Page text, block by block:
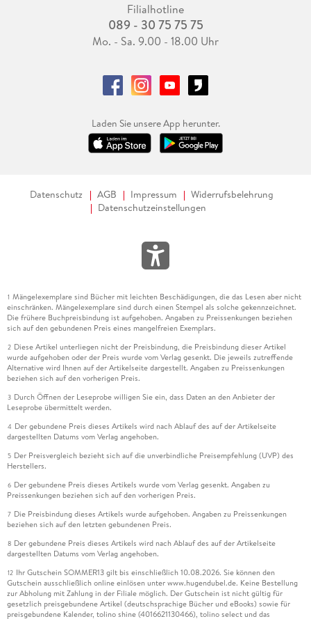
Filialhotline
089 - 30 75 75 75
Mo. - Sa. 9.00 - 18.00 Uhr
Laden Sie unsere App herunter.
Datenschutz AGB Impressum
Widerrufsbelehrung
Datenschutzeinstellungen
1 Mängelexemplare sind Bücher mit leichten Beschädigungen, die das Lesen aber nicht
einschränken. Mängelexemplare sind durch einen Stempel als solche gekennzeichnet.
Die frühere Buchpreisbindung ist aufgehoben. Angaben zu Preissenkungen beziehen
sich auf den gebundenen Preis eines mangelfreien Exemplars.
2 Diese Artikel unterliegen nicht der Preisbindung, die Preisbindung dieser Artikel
wurde aufgehoben oder der Preis wurde vom Verlag gesenkt. Die jeweils zutreffende
Alternative wird Ihnen auf der Artikelseite dargestellt. Angaben zu Preissenkungen
beziehen sich auf den vorherigen Preis.
3 Durch Öffnen der Leseprobe willigen Sie ein, dass Daten an den Anbieter der
Leseprobe übermittelt werden.
4 Der gebundene Preis dieses Artikels wird nach Ablauf des auf der Artikelseite
dargestellten Datums vom Verlag angehoben.
5 Der Preisvergleich bezieht sich auf die unverbindliche Preisempfehlung (UVP) des
Herstellers.
6 Der gebundene Preis dieses Artikels wurde vom Verlag gesenkt. Angaben zu
Preissenkungen beziehen sich auf den vorherigen Preis.
7 Die Preisbindung dieses Artikels wurde aufgehoben. Angaben zu Preissenkungen
beziehen sich auf den letzten gebundenen Preis.
8 Der gebundene Preis dieses Artikels wird nach Ablauf des auf der Artikelseite
dargestellten Datums vom Verlag angehoben.
12 Ihr Gutschein SOMMER13 gilt bis einschließlich 10.08.2026. Sie können den
Gutschein ausschließlich online einlösen unter www.hugendubel.de. Keine Bestellung
zur Abholung mit Zahlung in der Filiale möglich. Der Gutschein ist nicht gültig für
gesetzlich preisgebundene Artikel (deutschsprachige Bücher und eBooks) sowie für
preisgebundene Kalender, tolino shine (4016621130466), tolino select und das